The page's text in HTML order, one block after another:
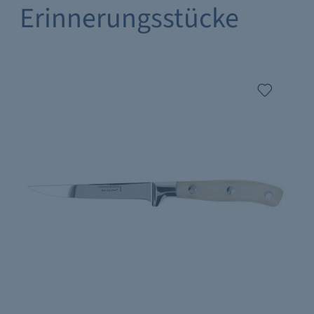
Erinnerungsstücke